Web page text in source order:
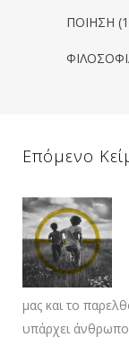
ΠΟΙΗΣΗ
Επόμενο
μας και το
υπάρχει